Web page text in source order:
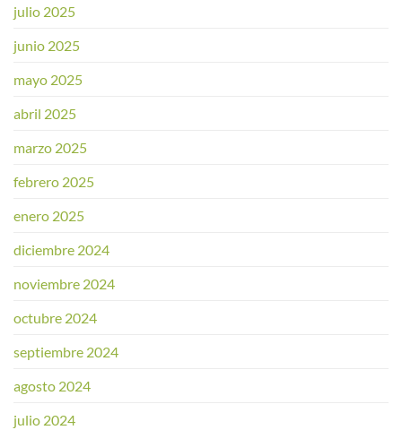
julio 2025
junio 2025
mayo 2025
abril 2025
marzo 2025
febrero 2025
enero 2025
diciembre 2024
noviembre 2024
octubre 2024
septiembre 2024
agosto 2024
julio 2024